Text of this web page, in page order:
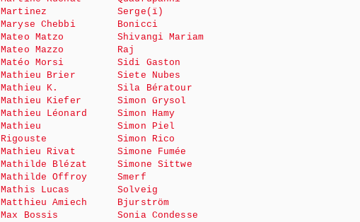
Martinez
Maryse Chebbi
Mateo Matzo
Mateo Mazzo
Matéo Morsi
Mathieu Brier
Mathieu K.
Mathieu Kiefer
Mathieu Léonard
Mathieu
Rigouste
Mathieu Rivat
Mathilde Blézat
Mathilde Offroy
Mathis Lucas
Matthieu Amiech
Max Bossis
Serge(ï)
Bonicci
Shivangi Mariam
Raj
Sidi Gaston
Siete Nubes
Sila Bératour
Simon Grysol
Simon Hamy
Simon Piel
Simon Rico
Simone Fumée
Simone Sittwe
Smerf
Solveig
Bjurström
Sonia Condesse